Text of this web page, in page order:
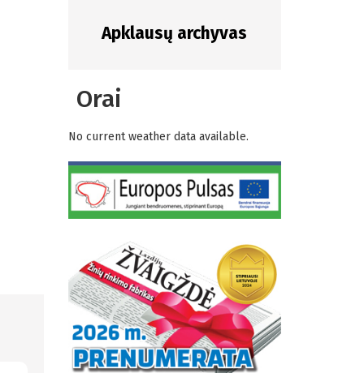
Apklausų archyvas
Orai
No current weather data available.